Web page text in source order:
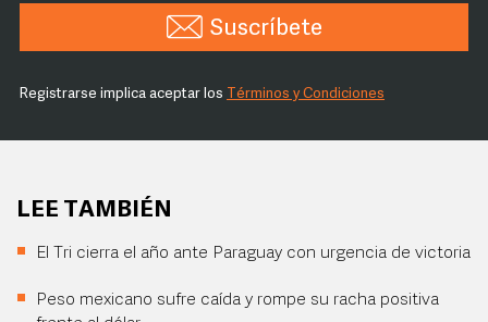
Suscríbete
Registrarse implica aceptar los Términos y Condiciones
LEE TAMBIÉN
El Tri cierra el año ante Paraguay con urgencia de victoria
Peso mexicano sufre caída y rompe su racha positiva